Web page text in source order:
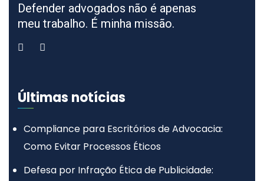
Defender advogados não é apenas
meu trabalho. É minha missão.
Últimas notícias
Compliance para Escritórios de Advocacia:
Como Evitar Processos Éticos
Defesa por Infração Ética de Publicidade: